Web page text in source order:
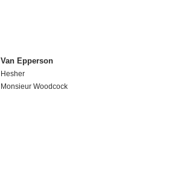
Van Epperson
Hesher
Monsieur Woodcock